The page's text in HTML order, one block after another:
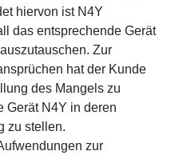
hiervon ist N4Y
das entsprechende Gerät
Zur
hat der Kunde
des Mangels zu
Gerät N4Y in deren
zu stellen.
zur